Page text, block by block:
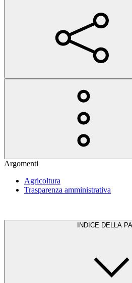
Argomenti
Agricoltura
Trasparenza amministrativa
INDICE